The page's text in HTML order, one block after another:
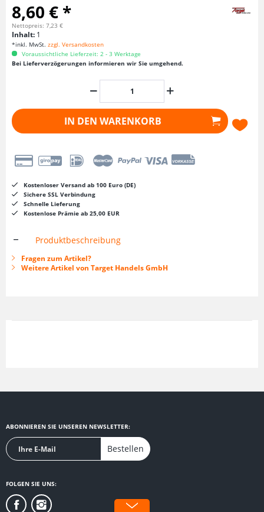
8,60 € *
Nettopreis: 7,23 €
Inhalt: 1
*inkl. MwSt. zzgl. Versandkosten
Voraussichtliche Lieferzeit: 2 - 3 Werktage
Bei Lieferverzögerungen informieren wir Sie umgehend.
IN DEN WARENKORB
Kostenloser Versand ab 100 Euro (DE)
Sichere SSL Verbindung
Schnelle Lieferung
Kostenlose Prämie ab 25,00 EUR
Produktbeschreibung
Fragen zum Artikel?
Weitere Artikel von Target Handels GmbH
ABONNIEREN SIE UNSEREN NEWSLETTER:
Bestellen
FOLGEN SIE UNS: